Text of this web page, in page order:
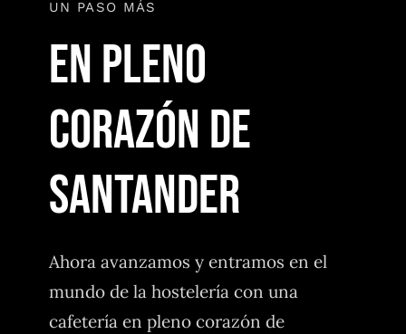
UN PASO MÁS
En pleno
corazón de
Santander
Ahora avanzamos y entramos en el
mundo de la hostelería con una
cafetería en pleno corazón de